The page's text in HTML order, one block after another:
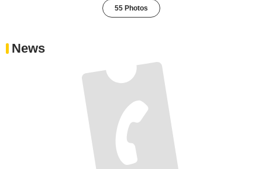
55 Photos
News